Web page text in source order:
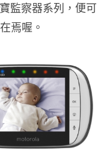
監察器系列，便可
焉喔。